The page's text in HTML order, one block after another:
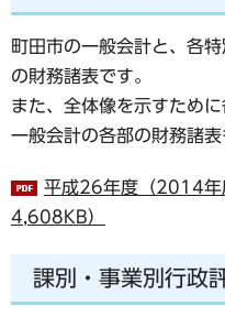
町田市の一般会計と、各
の財務諸表です。
また、全体像を示すため
一般会計の各部の財務諸表
平成26年度（2014年
4,608KB）
課別・事業別行政